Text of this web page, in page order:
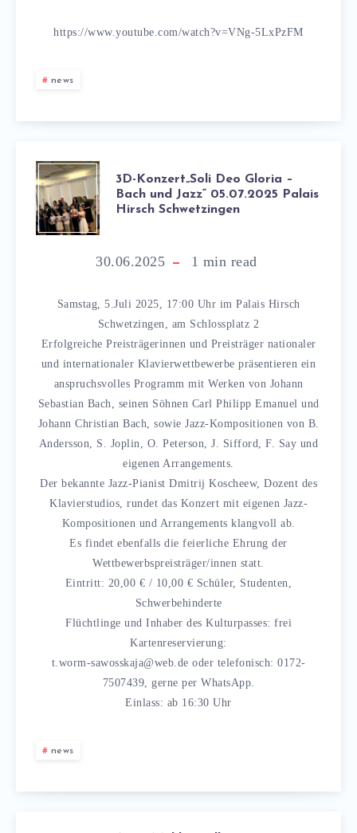
https://www.youtube.com/watch?v=VNg-5LxPzFM
news
3D-Konzert„Soli Deo Gloria –
Bach und Jazz“ 05.07.2025 Palais
Hirsch Schwetzingen
30.06.2025 1 min read
Samstag, 5.Juli 2025, 17:00 Uhr im Palais Hirsch
Schwetzingen, am Schlossplatz 2
Erfolgreiche Preisträgerinnen und Preisträger nationaler
und internationaler Klavierwettbewerbe präsentieren ein
anspruchsvolles Programm mit Werken von Johann
Sebastian Bach, seinen Söhnen Carl Philipp Emanuel und
Johann Christian Bach, sowie Jazz-Kompositionen von B.
Andersson, S. Joplin, O. Peterson, J. Sifford, F. Say und
eigenen Arrangements.
Der bekannte Jazz-Pianist Dmitrij Koscheew, Dozent des
Klavierstudios, rundet das Konzert mit eigenen Jazz-
Kompositionen und Arrangements klangvoll ab.
Es findet ebenfalls die feierliche Ehrung der
Wettbewerbspreisträger/innen statt.
Eintritt: 20,00 € / 10,00 € Schüler, Studenten,
Schwerbehinderte
Flüchtlinge und Inhaber des Kulturpasses: frei
Kartenreservierung:
t.worm-sawosskaja@web.de oder telefonisch: 0172-
7507439, gerne per WhatsApp.
Einlass: ab 16:30 Uhr
news